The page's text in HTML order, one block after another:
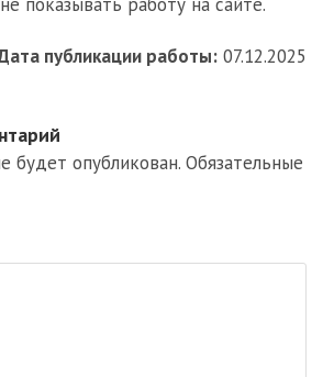
публикации работы: 07.12.2025
будет опубликован. Обязательные